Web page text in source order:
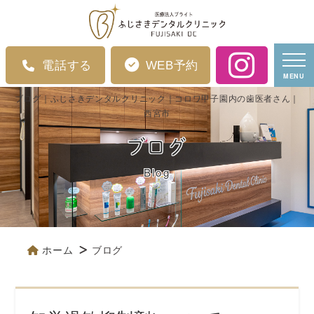
電話する WEB予約
MENU
ブログ
Blog
ブログ｜ふじさきデンタルクリニック｜コロワ甲子園内の歯医者さん｜
西宮市
ホーム ブログ